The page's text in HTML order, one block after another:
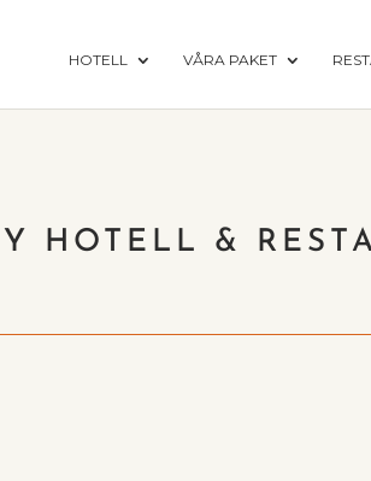
HOTELL VÅRA PAKET
HOTELL &